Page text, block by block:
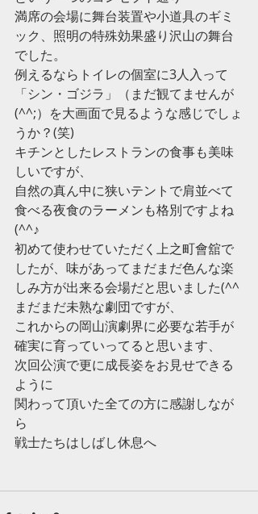
満席の会場に舞台装置や小道具のギミ
ック、照明の特殊効果盛り沢山の舞台
でした。
例えるならトイレの個室に3人入って
「シン・ゴジラ」（まだ観てませんが
(^^;）を大画面で見るような感じでしょ
うか？(笑)
キチンとしたレストランの食事も美味
しいですが、
自然の真ん中に狭いテントで肩並べて
食べる夜食のラーメンも格別ですよね
(^^♪
初めて使わせていただく上之町會舘で
したが、味があってまだまだ色んな楽
しみ方が出来る会場だと思いました(^^
まだまだ未熟な劇団ですが、
これからの岡山演劇界に必要な若手が
確実に育っていってると思います、
次回公演で更に成長姿をお見せできる
ように
関わって頂いた全ての方に感謝しなが
ら
戦士たちはしばし休息へ